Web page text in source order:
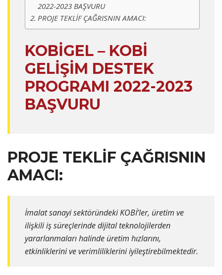
2022-2023 BAŞVURU
PROJE TEKLİF ÇAĞRISNIN AMACI:
KOBİGEL – KOBİ
GELİŞİM DESTEK
PROGRAMI 2022-2023
BAŞVURU
PROJE TEKLİF ÇAĞRISNIN
AMACI:
İmalat sanayi sektöründeki KOBİ’ler, üretim ve
ilişkili iş süreçlerinde dijital teknolojilerden
yararlanmaları halinde üretim hızlarını,
etkinliklerini ve verimliliklerini iyileştirebilmektedir.